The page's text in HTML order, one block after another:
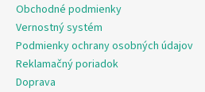
Obchodné podmienky
Vernostný systém
Podmienky ochrany osobných údajov
Reklamačný poriadok
Doprava